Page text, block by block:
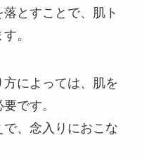
とすことで、肌ト
。
によっては、肌を
です。
、念入りにおこな